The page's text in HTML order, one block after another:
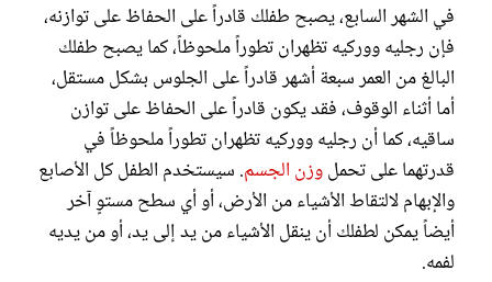
في الشهر السابع، يصبح طفلك قادراً على الحفاظ على توازنه،
فإن رجليه ووركيه تظهران تطوراً ملحوظاً، كما يصبح طفلك
البالغ من العمر سبعة أشهر قادراً على الجلوس بشكل مستقل،
أما أثناء الوقوف، فقد يكون قادراً على الحفاظ على توازن
ساقيه، كما أن رجليه ووركيه تظهران تطوراً ملحوظاً في
قدرتهما على تحملوزن الجسم. سيستخدم الطفل كل الأصابع
والإبهام لالتقاط الأشياء من الأرض، أو أي سطح مستوٍ آخر
أيضاً يمكن لطفلك أن ينقل الأشياء من يد إلى يد، أو من يديه
لفمه.